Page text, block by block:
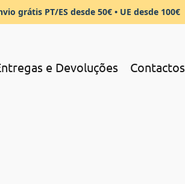
grátis PT/ES desde 50€ • UE desde 100€
e Devoluções Contactos